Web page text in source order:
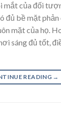
mắt của đối
đủ bề mặt phản
mặt của họ.
sáng đủ tốt,
READING →